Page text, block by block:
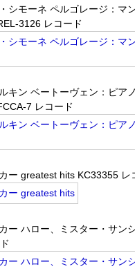
シモーネ ペルゴレージ：マ
3126 レコード
キン ベートーヴェン：ピア
7 レコード
ー greatest hits KC33355 レ
ー ハロー、ミスター・サン